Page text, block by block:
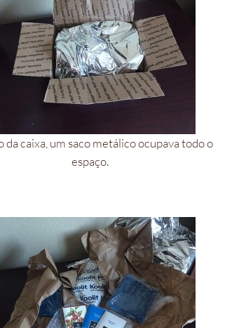
da caixa, um saco metálico ocupava todo o
espaço.